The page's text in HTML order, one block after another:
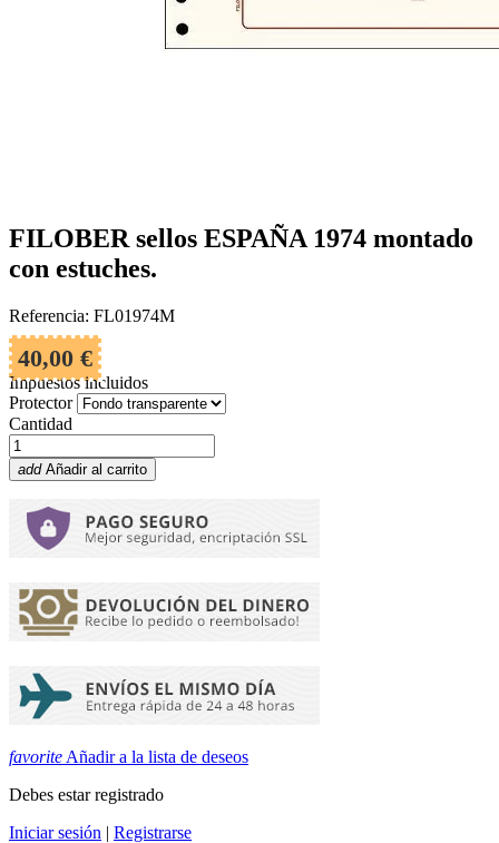
FILOBER sellos ESPAÑA 1974 montado
con estuches.
Referencia: FL01974M
40,00 €
Impuestos incluidos
Protector
Cantidad
add Añadir al carrito
favorite Añadir a la lista de deseos
Debes estar registrado
Iniciar sesión | Registrarse